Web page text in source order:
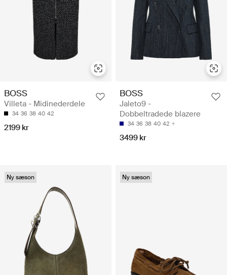
BOSS
Villeta - Midinederdele
34 36 38 40 42
2199 kr
BOSS
Jaleto9 -
Dobbeltradede blazere
34 36 38 40 42
3499 kr
Ny sæson Ny sæson